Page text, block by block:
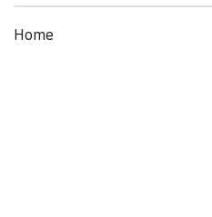
Home